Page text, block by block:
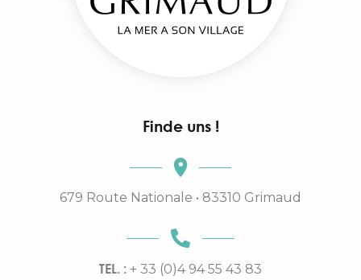
Finde uns !
679 Route Nationale • 83310 Grimaud
TEL. : + 33 (0)4 94 55 43 83